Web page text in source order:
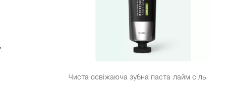
Чиста освіжаюча зубна паста лайм сіль